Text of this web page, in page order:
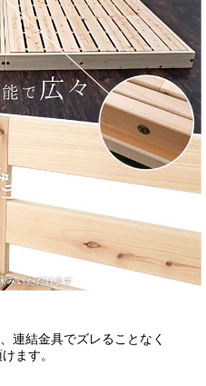
連結金具でズレることなく
ます。